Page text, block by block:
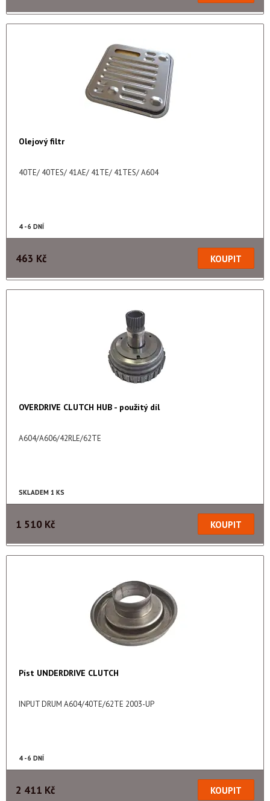
Olejový filtr
40TE/ 40TES/ 41AE/ 41TE/ 41TES/ A604
4 - 6 DNÍ
463 Kč
OVERDRIVE CLUTCH HUB - použitý díl
A604/A606/42RLE/62TE
SKLADEM 1 KS
1 510 Kč
Píst UNDERDRIVE CLUTCH
INPUT DRUM A604/40TE/62TE 2003-UP
4 - 6 DNÍ
2 411 Kč